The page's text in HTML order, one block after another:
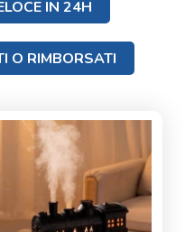
IN 24H
O RIMBORSATI